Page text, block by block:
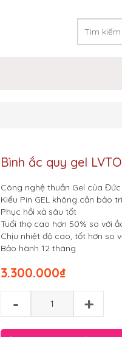
Bình ắc quy gel
Công nghệ thuần Gel của Đức
Kiểu Pin GEL không cần bảo
Phục hồi xả sâu tốt
Tuổi thọ cao hơn 50% so với
Chịu nhiệt độ cao, tốt hơn so
Bảo hành 12 tháng
₫
3.300.000
- +